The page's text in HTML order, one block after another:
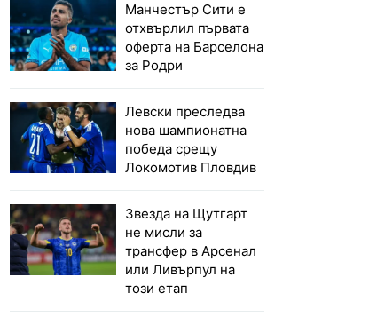
Манчестър Сити е
отхвърлил първата
оферта на Барселона
за Родри
Левски преследва
нова шампионатна
победа срещу
Локомотив Пловдив
Звезда на Щутгарт
не мисли за
трансфер в Арсенал
или Ливърпул на
този етап